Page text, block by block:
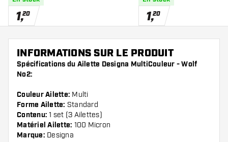
1,20 1,20
INFORMATIONS SUR LE PRODUIT
Spécifications du Ailette Designa MultiCouleur - Wolf
No2:
Couleur Ailette: Multi
Forme Ailette: Standard
Contenu: 1 set (3 Ailettes)
Matériel Ailette: 100 Micron
Marque: Designa